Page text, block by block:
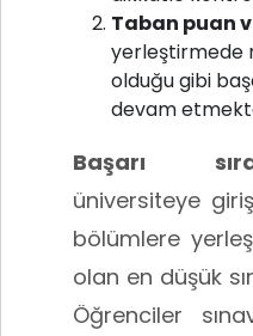
Taban puan
yerleştirmede
olduğu gibi
devam
Başarı
üniversiteye
bölümlere
olan en düşük
Öğrenciler